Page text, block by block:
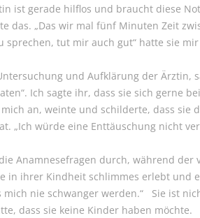
ist gerade hilflos und braucht diese
das. „Das wir mal fünf Minuten Zeit
sprechen, tut mir auch gut“ hatte sie
und Aufklärung der Ärztin,
Ich sagte ihr, dass sie sich gerne
an, weinte und schilderte, dass sie
„Ich würde eine Enttäuschung nicht
Anamnesefragen durch, während der
in ihrer Kindheit schlimmes erlebt und
mich nie schwanger werden.“ Sie ist
dass sie keine Kinder haben möchte.